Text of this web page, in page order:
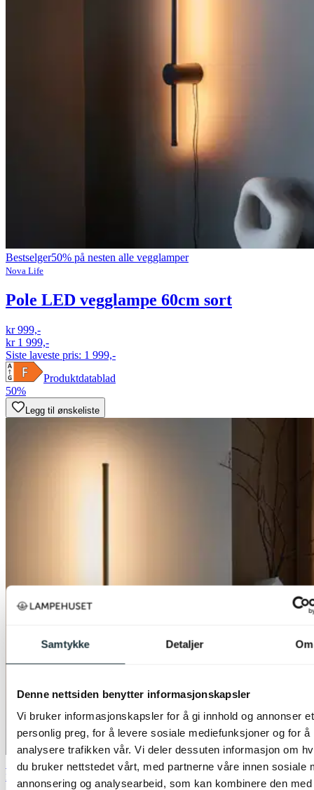
Samtykke Detaljer Om
Denne nettsiden benytter informasjonskapsler
Vi bruker informasjonskapsler for å gi innhold og annonser et
personlig preg, for å levere sosiale mediefunksjoner og for å
analysere trafikken vår. Vi deler dessuten informasjon om
du bruker nettstedet vårt, med partnerne våre innen sosiale
annonsering og analysearbeid, som kan kombinere den med
Bestselger50% på nesten alle vegglamper
Nova Life
Pole LED vegglampe 60cm sort
kr 999,-
kr 1 999,-
Siste laveste pris: 1 999,-
Produktdatablad
50%
Legg til ønskeliste
50% på nesten alle vegglamper
Nova Life